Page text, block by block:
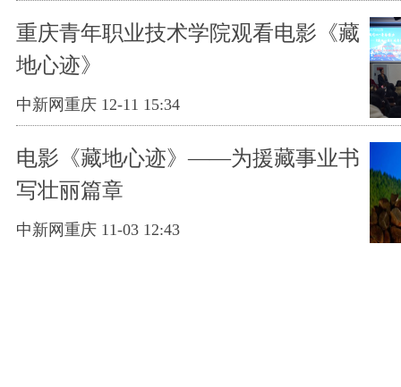
重庆青年职业技术学院观看电影《藏
地心迹》
中新网重庆 12-11 15:34
电影《藏地心迹》——为援藏事业书
写壮丽篇章
中新网重庆 11-03 12:43